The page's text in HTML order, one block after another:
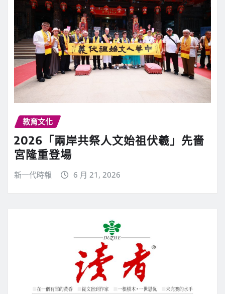
教育文化
2026「兩岸共祭人文始祖伏羲」先嗇
宮隆重登場
新一代時報 6 月 21, 2026